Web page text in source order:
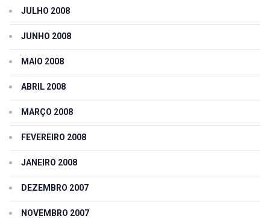
JULHO 2008
JUNHO 2008
MAIO 2008
ABRIL 2008
MARÇO 2008
FEVEREIRO 2008
JANEIRO 2008
DEZEMBRO 2007
NOVEMBRO 2007